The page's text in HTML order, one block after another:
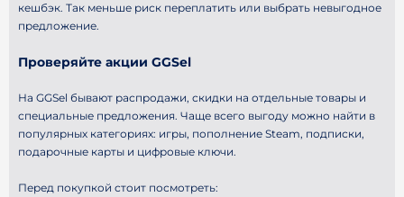
кешбэк. Так меньше риск переплатить или выбрать невыгодное
предложение.
Проверяйте акции GGSel
На GGSel бывают распродажи, скидки на отдельные товары и
специальные предложения. Чаще всего выгоду можно найти в
популярных категориях: игры, пополнение Steam, подписки,
подарочные карты и цифровые ключи.
Перед покупкой стоит посмотреть: